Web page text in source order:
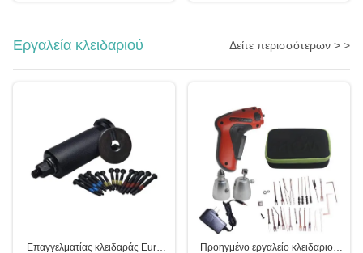
Εργαλεία κλειδαριού Δείτε περισσότερων > >
Επαγγελματίας κλειδαράς Euro
Προηγμένο εργαλείο κλειδαριού